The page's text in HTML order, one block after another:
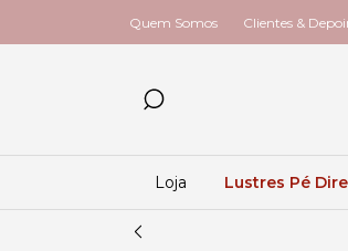
Quem Somos Clientes &
Loja Lustres Pé